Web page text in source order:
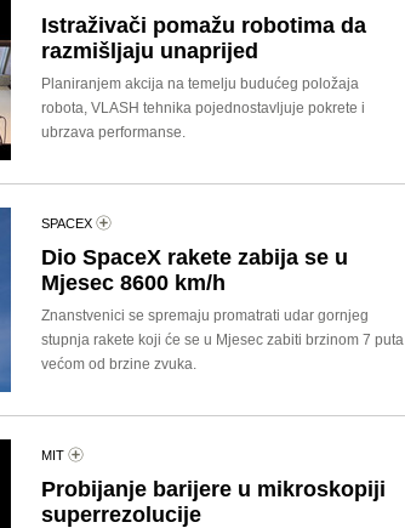
Istraživači pomažu robotima da
razmišljaju unaprijed
Planiranjem akcija na temelju budućeg položaja
robota, VLASH tehnika pojednostavljuje pokrete i
ubrzava performanse.
SPACEX
Dio SpaceX rakete zabija se u
Mjesec 8600 km/h
Znanstvenici se spremaju promatrati udar gornjeg
stupnja rakete koji će se u Mjesec zabiti brzinom 7 puta
većom od brzine zvuka.
MIT
Probijanje barijere u mikroskopiji
superrezolucije